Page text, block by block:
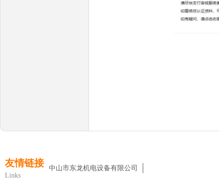
友情链接
Links
中山市东龙机电设备有限公司